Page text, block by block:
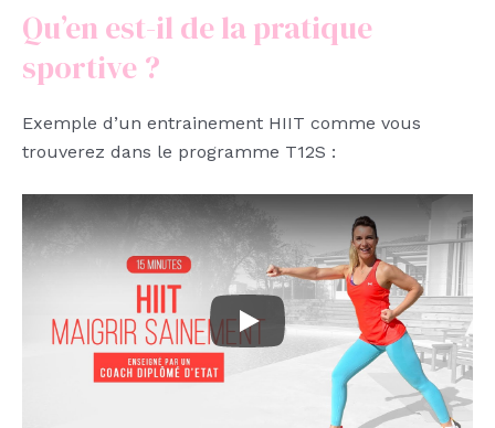
Qu’en est-il de la pratique
sportive ?
Exemple d’un entrainement HIIT comme vous
trouverez dans le programme T12S :